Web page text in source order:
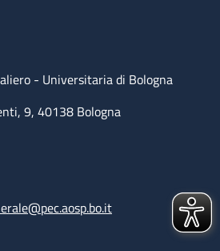
- Universitaria di Bologna
9, 40138 Bologna